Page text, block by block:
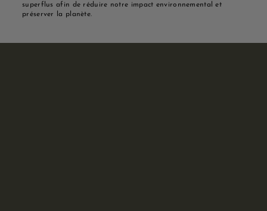
superflus afin de réduire notre impact environnemental et
préserver la planète.